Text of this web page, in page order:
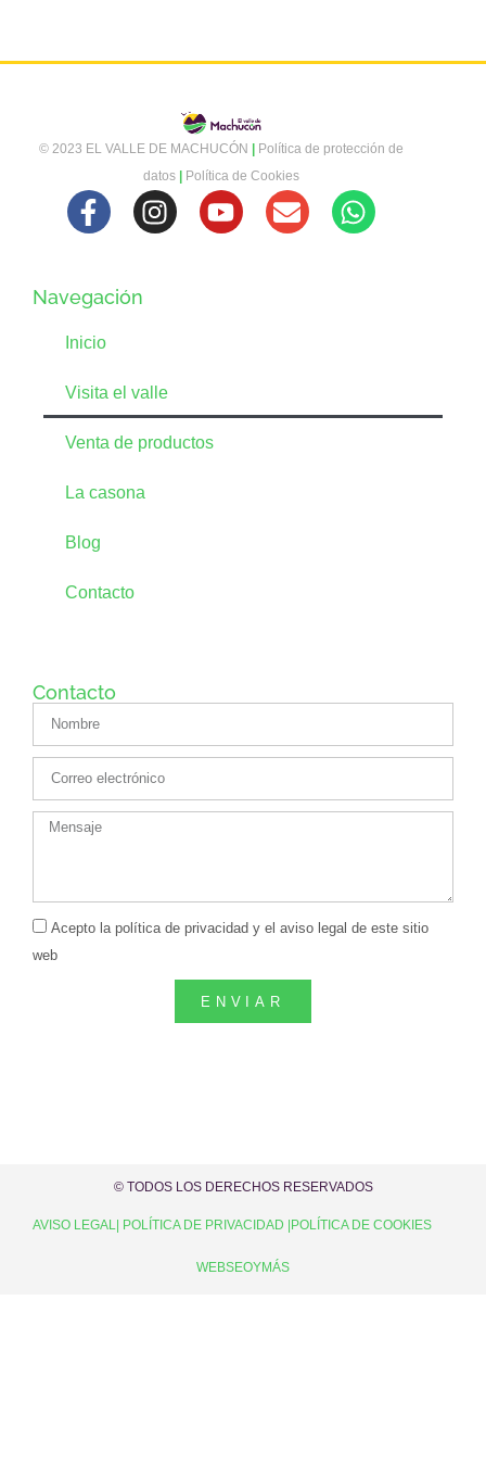
© 2023 EL VALLE DE MACHUCÓN
Política de protección de
datos| Política de Cookies
Navegación
Inicio
Visita el valle
Venta de productos
La casona
Blog
Contacto
Contacto
Acepto la política de privacidad y el aviso legal de este sitio
web
ENVIAR
© TODOS LOS DERECHOS RESERVADOS
AVISO LEGAL | POLÍTICA DE PRIVACIDAD | POLÍTICA DE COOKIES
WEBSEOYMÁS